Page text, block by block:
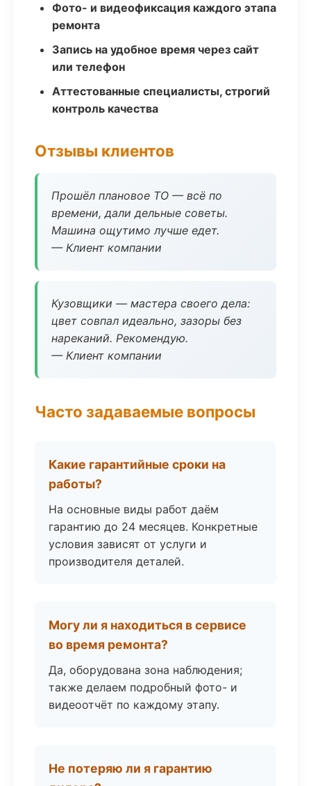
Фото- и видеофиксация каждого этапа
ремонта
Запись на удобное время через сайт
или телефон
Аттестованные специалисты, строгий
контроль качества
Отзывы клиентов
Прошёл плановое ТО — всё по
времени, дали дельные советы.
Машина ощутимо лучше едет.
— Клиент компании
Кузовщики — мастера своего дела:
цвет совпал идеально, зазоры без
нареканий. Рекомендую.
— Клиент компании
Часто задаваемые вопросы
Какие гарантийные сроки на
работы?
На основные виды работ даём
гарантию до 24 месяцев. Конкретные
условия зависят от услуги и
производителя деталей.
Могу ли я находиться в сервисе
во время ремонта?
Да, оборудована зона наблюдения;
также делаем подробный фото- и
видеоотчёт по каждому этапу.
Не потеряю ли я гарантию